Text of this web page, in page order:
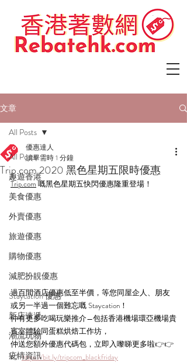
文章
All Posts
趣遊香港
美食優惠
外賣優惠
旅遊優惠
購物優惠
減肥扮靚優惠
Staycation 優惠
新店速遞
潮流玩物
疫情資訊
All Posts
Trip.com 2020 黑色星期五限時優惠
優惠達人
讀畢需時 1 分鐘
Trip.com 嘅黑色星期五快閃優惠隆重登場！
過百間酒店優惠低至半價，等您同屋企人、朋友
或另一半過一個難忘嘅 Staycation！
仲有更多吃喝玩樂推介—包括香港機場環亞機場貴
賓室體驗同蛋糕烘焙工作坊，
仲送您額外優惠代碼包，立即入嚟睇更多啦👉👉
👉 https://bit.ly/tripcom_blackfriday